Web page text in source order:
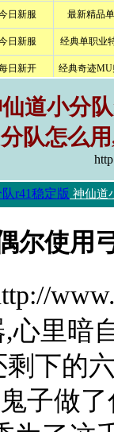
道小分
分队怎么
r41稳定版 神仙道
尔使用
心里暗
下的
子做